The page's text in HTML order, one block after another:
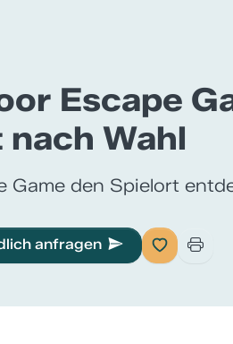
Escape
Wahl
Game den Spielort
anfragen